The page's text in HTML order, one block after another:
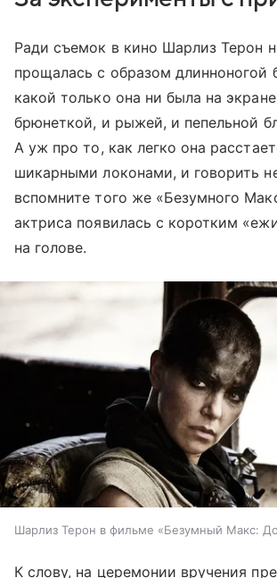
Ради съемок в кино Шарлиз Терон
прощалась с образом длинноногой
какой только она ни была на
брюнеткой, и рыжей, и пепельной
А уж про то, как легко она
шикарными локонами, и говорить
вспомните того же «Безумного
актриса появилась с коротким
на голове.
Шарлиз Терон в фильме «Безумный Макс:
К слову, на церемонии вручения